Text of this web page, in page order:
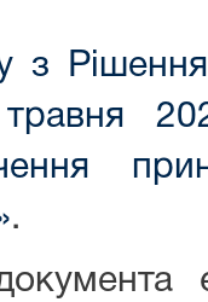
з
.